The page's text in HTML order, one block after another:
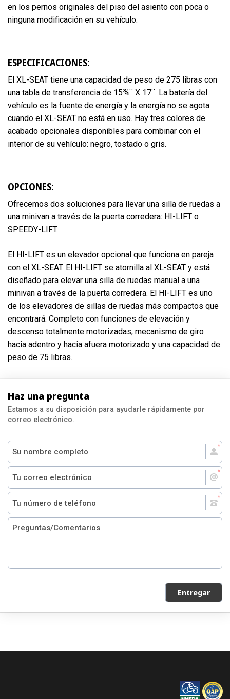
en los pernos originales del piso del asiento con poca o
ninguna modificación en su vehículo.
ESPECIFICACIONES:
El XL-SEAT tiene una capacidad de peso de 275 libras con
una tabla de transferencia de 15¾¨ X 17¨. La batería del
vehículo es la fuente de energía y la energía no se agota
cuando el XL-SEAT no está en uso. Hay tres colores de
acabado opcionales disponibles para combinar con el
interior de su vehículo: negro, tostado o gris.
OPCIONES:
Ofrecemos dos soluciones para llevar una silla de ruedas a
una minivan a través de la puerta corredera: HI-LIFT o
SPEEDY-LIFT.
El HI-LIFT es un elevador opcional que funciona en pareja
con el XL-SEAT. El HI-LIFT se atornilla al XL-SEAT y está
diseñado para elevar una silla de ruedas manual a una
minivan a través de la puerta corredera. El HI-LIFT es uno
de los elevadores de sillas de ruedas más compactos que
encontrará. Completo con funciones de elevación y
descenso totalmente motorizadas, mecanismo de giro
hacia adentro y hacia afuera motorizado y una capacidad de
peso de 75 libras.
Haz una pregunta
Estamos a su disposición para ayudarle rápidamente por
correo electrónico.
Entregar